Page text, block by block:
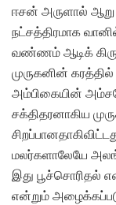
ஈசன் அருளால் ஆறு
நட்சத்திரமாக
வண்ணம் ஆடிக்
முருகனின்
அம்பிகையின்
சக்திதரனாகிய
மலர்களாலேயே
இது பூச்சொரிதல்
என்றும்